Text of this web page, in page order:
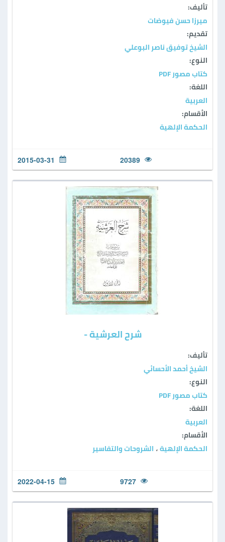
تأليف:
ميرزا حسن فيوضات
تقديم:
الشيخ توفيق ناصر البوعلي
النوع:
كتاب مصور PDF
اللغة:
العربية
الأقسام:
الحكمة الإلهية
20389
2015-03-31
شرح العرشية -
تأليف:
الشيخ أحمد الأحسائي
النوع:
كتاب مصور PDF
اللغة:
العربية
الأقسام:
الحكمة الإلهية ، الشروحات والتفاسير
9727
2022-04-15